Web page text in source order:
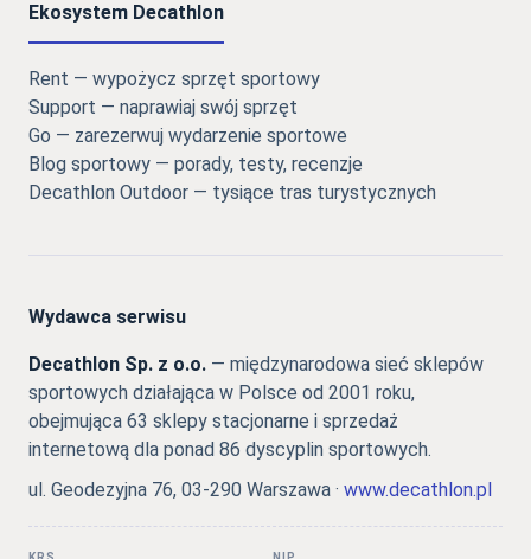
Ekosystem Decathlon
Rent — wypożycz sprzęt sportowy
Support — naprawiaj swój sprzęt
Go — zarezerwuj wydarzenie sportowe
Blog sportowy — porady, testy, recenzje
Decathlon Outdoor — tysiące tras turystycznych
Wydawca serwisu
Decathlon Sp. z o.o. — międzynarodowa sieć sklepów
sportowych działająca w Polsce od 2001 roku,
obejmująca 63 sklepy stacjonarne i sprzedaż
internetową dla ponad 86 dyscyplin sportowych.
ul. Geodezyjna 76, 03-290 Warszawa · www.decathlon.pl